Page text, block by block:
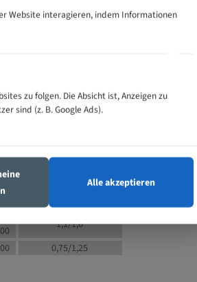
Zähne pro
Zoll (ZpZ))
70
5/8
-
-
1,1/1,6
0,75/1,25
Website interagieren, indem Informationen
zu folgen. Die Absicht ist, Anzeigen zu
sind (z. B. Google Ads).
Alle akzeptieren